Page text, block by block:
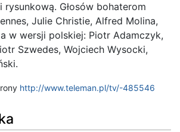
Głosów bohaterom
Julie Christie, Alfred Molina,
w wersji polskiej: Piotr Adamczyk,
Szwedes, Wojciech Wysocki,
http://www.teleman.pl/tv/-485546